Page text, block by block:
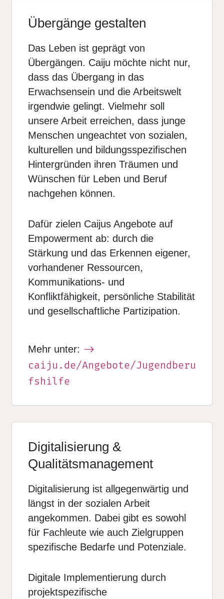
Übergänge gestalten
Das Leben ist geprägt von
Übergängen. Caiju möchte nicht nur,
dass das Übergang in das
Erwachsensein und die Arbeitswelt
irgendwie gelingt. Vielmehr soll
unsere Arbeit erreichen, dass junge
Menschen ungeachtet von sozialen,
kulturellen und bildungsspezifischen
Hintergründen ihren Träumen und
Wünschen für Leben und Beruf
nachgehen können.
Dafür zielen Caijus Angebote auf
Empowerment ab: durch die
Stärkung und das Erkennen eigener,
vorhandener Ressourcen,
Kommunikations- und
Konfliktfähigkeit, persönliche Stabilität
und gesellschaftliche Partizipation.
Mehr unter:
caiju.de/Angebote/Jugendberu
fshilfe
Digitalisierung &
Qualitätsmanagement
Digitalisierung ist allgegenwärtig und
längst in der sozialen Arbeit
angekommen. Dabei gibt es sowohl
für Fachleute wie auch Zielgruppen
spezifische Bedarfe und Potenziale.
Digitale Implementierung durch
projektspezifische